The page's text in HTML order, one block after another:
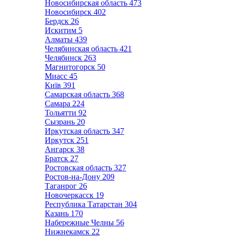
Новосибирская область 473
Новосибирск 402
Бердск 26
Искитим 5
Алматы 439
Челябинская область 421
Челябинск 263
Магнитогорск 50
Миасс 45
Київ 391
Самарская область 368
Самара 224
Тольятти 92
Сызрань 20
Иркутская область 347
Иркутск 251
Ангарск 38
Братск 27
Ростовская область 327
Ростов-на-Дону 209
Таганрог 26
Новочеркасск 19
Республика Татарстан 304
Казань 170
Набережные Челны 56
Нижнекамск 22